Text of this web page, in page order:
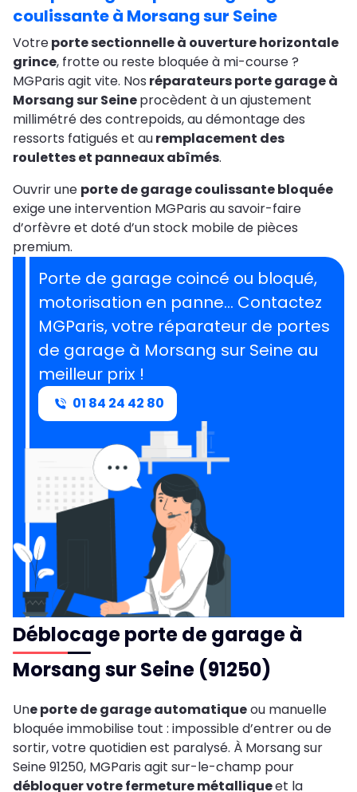
coulissante à Morsang sur Seine
Votreporte sectionnelle à ouverture horizontale
grince, frotte ou reste bloquée à mi-course ?
MGParis agit vite. Nos réparateurs porte garage à
Morsang sur Seineprocèdent à un ajustement
millimétré des contrepoids, au démontage des
ressorts fatigués et auremplacement des
roulettes et panneaux abîmés.
Ouvrir une porte de garage coulissante bloquée
exige une intervention MGParis au savoir-faire
d’orfèvre et doté d’un stock mobile de pièces
premium.
Porte de garage coincé ou bloqué,
motorisation en panne… Contactez
MGParis, votre réparateur de portes
de garage à Morsang sur Seine au
meilleur prix !
01 84 24 42 80
Déblocage porte de garage à
Morsang sur Seine (91250)
Une porte de garage automatiqueou manuelle
bloquée immobilise tout : impossible d’entrer ou de
sortir, votre quotidien est paralysé. À Morsang sur
Seine 91250, MGParis agit sur-le-champ pour
débloquer votre fermeture métalliqueet la